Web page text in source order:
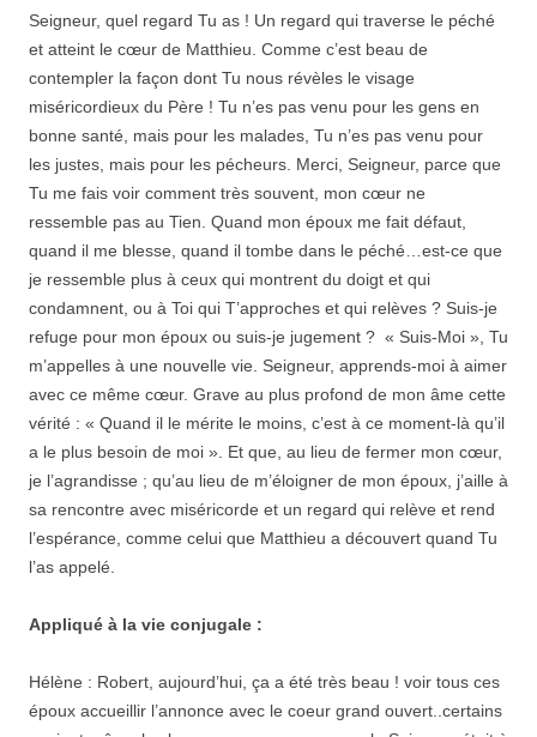
Seigneur, quel regard Tu as ! Un regard qui traverse le péché
et atteint le cœur de Matthieu. Comme c’est beau de
contempler la façon dont Tu nous révèles le visage
miséricordieux du Père ! Tu n’es pas venu pour les gens en
bonne santé, mais pour les malades, Tu n’es pas venu pour
les justes, mais pour les pécheurs. Merci, Seigneur, parce que
Tu me fais voir comment très souvent, mon cœur ne
ressemble pas au Tien. Quand mon époux me fait défaut,
quand il me blesse, quand il tombe dans le péché…est-ce que
je ressemble plus à ceux qui montrent du doigt et qui
condamnent, ou à Toi qui T’approches et qui relèves ? Suis-je
refuge pour mon époux ou suis-je jugement ? « Suis-Moi », Tu
m’appelles à une nouvelle vie. Seigneur, apprends-moi à aimer
avec ce même cœur. Grave au plus profond de mon âme cette
vérité : « Quand il le mérite le moins, c’est à ce moment-là qu’il
a le plus besoin de moi ». Et que, au lieu de fermer mon cœur,
je l’agrandisse ; qu’au lieu de m’éloigner de mon époux, j’aille à
sa rencontre avec miséricorde et un regard qui relève et rend
l’espérance, comme celui que Matthieu a découvert quand Tu
l’as appelé.
Appliqué à la vie conjugale :
Hélène : Robert, aujourd’hui, ça a été très beau ! voir tous ces
époux accueillir l’annonce avec le coeur grand ouvert..certains